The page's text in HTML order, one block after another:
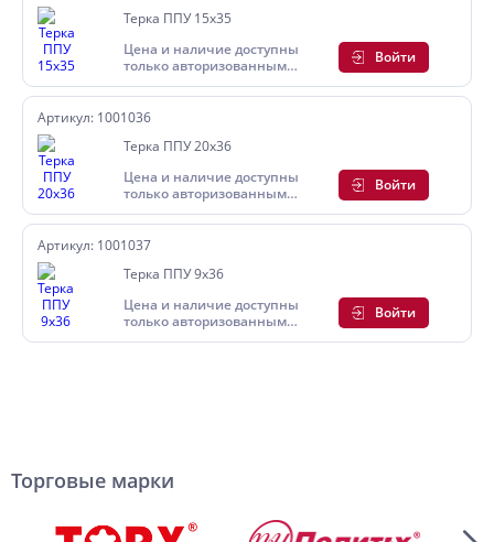
Терка ППУ 15х35
Цена и наличие доступны
только авторизованным
пользователям
Войти
Артикул: 1001036
Терка ППУ 20х36
Цена и наличие доступны
только авторизованным
пользователям
Войти
Артикул: 1001037
Терка ППУ 9х36
Цена и наличие доступны
только авторизованным
пользователям
Войти
Торговые марки